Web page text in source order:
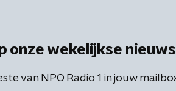
onze wekelijkse
van NPO Radio 1 in jouw